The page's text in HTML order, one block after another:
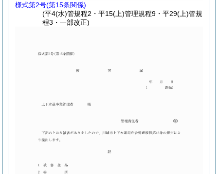
様式第2号(第15条関係)
(平4(水)管規程2・平15(上)管理規程9・平29(上)管規
程3・一部改正)